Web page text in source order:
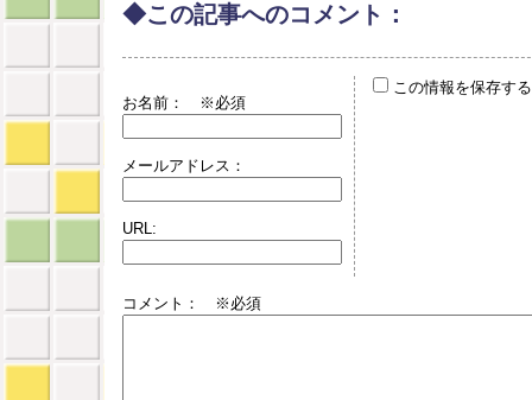
◆この記事へのコメント：
お名前： ※必須
メールアドレス：
URL:
この情報を保存する
コメント： ※必須